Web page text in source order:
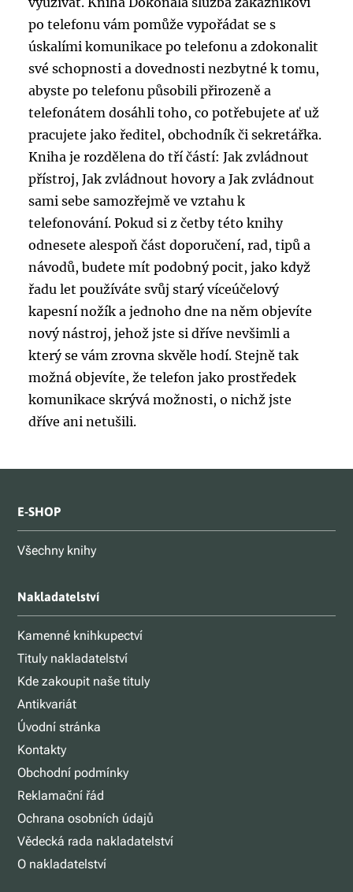
po telefonu vám pomůže vypořádat se s
úskalími komunikace po telefonu a zdokonalit
své schopnosti a dovednosti nezbytné k tomu,
abyste po telefonu působili přirozeně a
telefonátem dosáhli toho, co potřebujete ať už
pracujete jako ředitel, obchodník či sekretářka.
Kniha je rozdělena do tří částí: Jak zvládnout
přístroj, Jak zvládnout hovory a Jak zvládnout
sami sebe samozřejmě ve vztahu k
telefonování. Pokud si z četby této knihy
odnesete alespoň část doporučení, rad, tipů a
návodů, budete mít podobný pocit, jako když
řadu let používáte svůj starý víceúčelový
kapesní nožík a jednoho dne na něm objevíte
nový nástroj, jehož jste si dříve nevšimli a
který se vám zrovna skvěle hodí. Stejně tak
možná objevíte, že telefon jako prostředek
komunikace skrývá možnosti, o nichž jste
dříve ani netušili.
E-SHOP
Všechny knihy
Nakladatelství
Kamenné knihkupectví
Tituly nakladatelství
Kde zakoupit naše tituly
Antikvariát
Úvodní stránka
Kontakty
Obchodní podmínky
Reklamační řád
Ochrana osobních údajů
Vědecká rada nakladatelství
O nakladatelství